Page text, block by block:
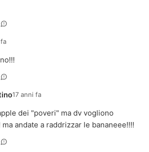
17 anni fa
dei "poveri" ma dv vogliono
ma andate a raddrizzar le bananeee!!!!